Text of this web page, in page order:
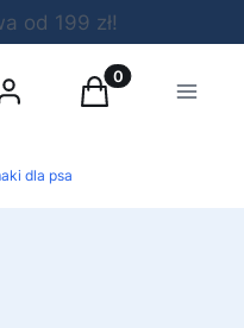
od 199 zł!
Zaloguj sięProdukty w
Koszyk Menu
dla psa